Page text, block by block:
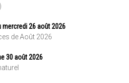
mercredi 26 août 2026
de Août 2026
30 août 2026